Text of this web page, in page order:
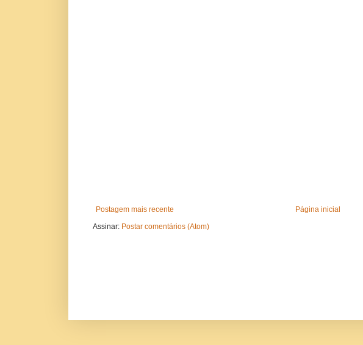
Postagem mais recente
Página inicial
Assinar: Postar comentários (Atom)